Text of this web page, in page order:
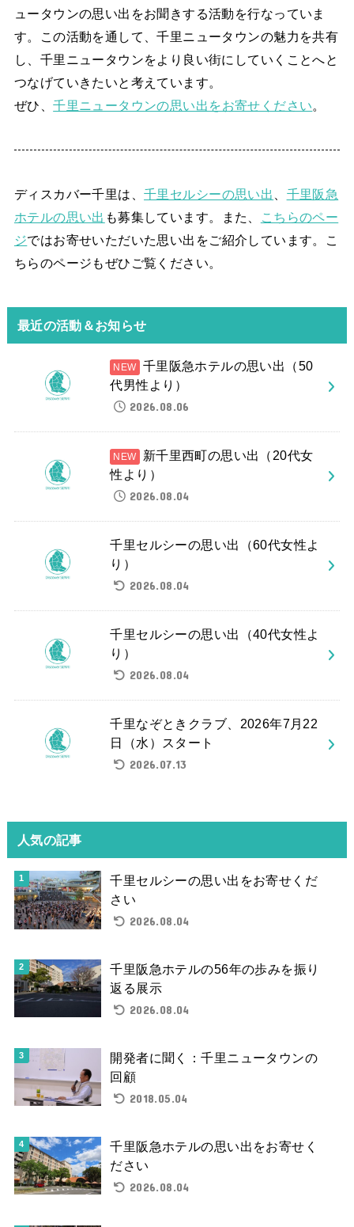
ュータウンの思い出をお聞きする活動を行なっていま
す。この活動を通して、千里ニュータウンの魅力を共有
し、千里ニュータウンをより良い街にしていくことへと
つなげていきたいと考えています。
ぜひ、千里ニュータウンの思い出をお寄せください
ディスカバー千里は、千里セルシーの思い出
千里阪急
ホテルの思い出 も募集しています。また、
こちらのペー
ジではお寄せいただいた思い出をご紹介しています。こ
ちらのページもぜひご覧ください。
最近の活動＆お知らせ
千里阪急ホテルの思い出（50
代男性より）
2026.08.06
新千里西町の思い出（20代女
性より）
2026.08.04
千里セルシーの思い出（60代女性よ
り）
2026.08.04
千里セルシーの思い出（40代女性よ
り）
2026.08.04
千里なぞときクラブ、2026年7月22
日（水）スタート
2026.07.13
人気の記事
千里セルシーの思い出をお寄せくだ
さい
2026.08.04
千里阪急ホテルの56年の歩みを振り
返る展示
2026.08.04
開発者に聞く：千里ニュータウンの
回顧
2018.05.04
千里阪急ホテルの思い出をお寄せく
ださい
2026.08.04